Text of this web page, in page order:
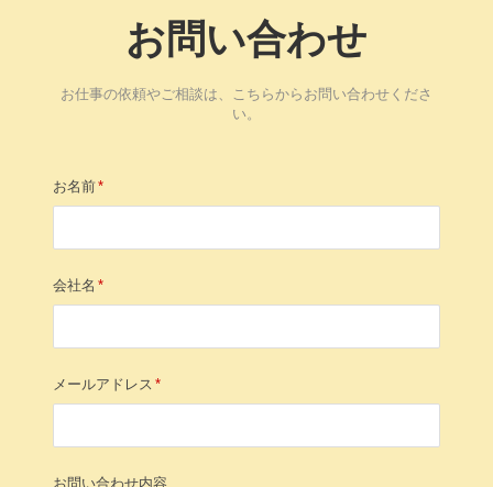
お問い合わせ
お仕事の依頼やご相談は、こちらからお問い合わせくださ
い。
お名前*
会社名 *
メールアドレス *
お問い合わせ内容